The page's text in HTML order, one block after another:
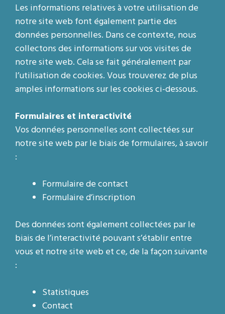
Les informations relatives à votre utilisation de
notre site web font également partie des
données personnelles. Dans ce contexte, nous
collectons des informations sur vos visites de
notre site web. Cela se fait généralement par
l’utilisation de cookies. Vous trouverez de plus
amples informations sur les cookies ci-dessous.
Formulaires et interactivité
Vos données personnelles sont collectées sur
notre site web par le biais de formulaires, à savoir
:
Formulaire de contact
Formulaire d’inscription
Des données sont également collectées par le
biais de l’interactivité pouvant s’établir entre
vous et notre site web et ce, de la façon suivante
:
Statistiques
Contact